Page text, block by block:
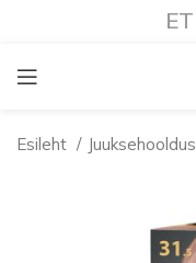
ET
Esileht Juuksehooldus